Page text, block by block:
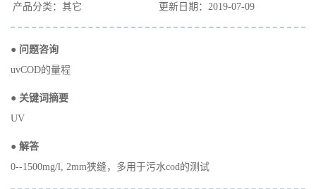
产品分类：其它 更新日期：2019-07-09
● 问题咨询
uvCOD的量程
● 关键词摘要
UV
● 解答
0--1500mg/l, 2mm狭缝，多用于污水cod的测试